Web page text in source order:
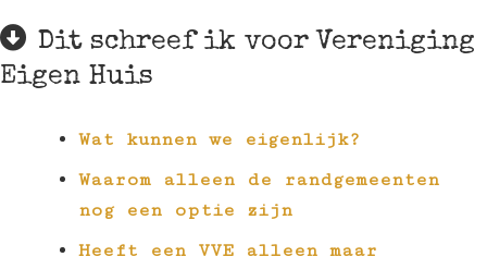
Dit schreef ik voor Vereniging
Eigen Huis
Wat kunnen we eigenlijk?
Waarom alleen de randgemeenten
nog een optie zijn
Heeft een VVE alleen maar